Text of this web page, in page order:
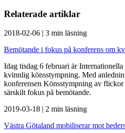
Relaterade artiklar
2018-02-06 | 3 min läsning
Bemötande i fokus på konferens om
Idag tisdag 6 februari är
kvinnlig könsstympning. Med
konferensen Könsstympning av
särskilt fokus på bemötande.
2019-03-18 | 2 min läsning
Västra Götaland mobiliserar mot